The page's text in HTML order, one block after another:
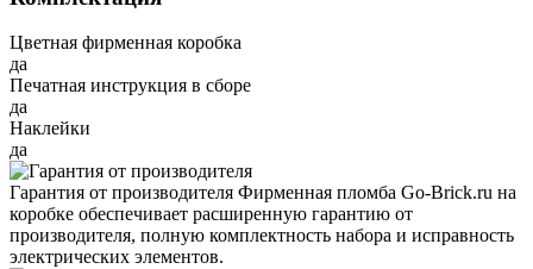
Цветная фирменная коробка
да
Печатная инструкция в сборе
да
Наклейки
да
Гарантия от производителя Фирменная пломба Go-Brick.ru на
коробке обеспечивает расширенную гарантию от
производителя, полную комплектность набора и исправность
электрических элементов.